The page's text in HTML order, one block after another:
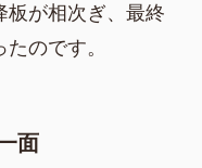
板が相次ぎ、最終
のです。
面